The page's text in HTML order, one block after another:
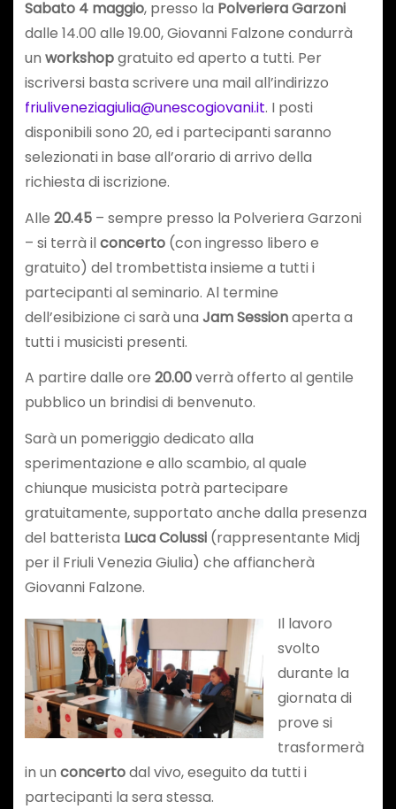
Sabato 4 maggio, presso la Polveriera Garzoni
dalle 14.00 alle 19.00, Giovanni Falzone condurrà
un workshopgratuito ed aperto a tutti. Per
iscriversi basta scrivere una mail all’indirizzo
friuliveneziagiulia@unescogiovani.it. I posti
disponibili sono 20, ed i partecipanti saranno
selezionati in base all’orario di arrivo della
richiesta di iscrizione.
Alle 20.45– sempre presso la Polveriera Garzoni
– si terrà ilconcerto(con ingresso libero e
gratuito) del trombettista insieme a tutti i
partecipanti al seminario. Al termine
dell’esibizione ci sarà una Jam Sessionaperta a
tutti i musicisti presenti.
A partire dalle ore 20.00verrà offerto al gentile
pubblico un brindisi di benvenuto.
Sarà un pomeriggio dedicato alla
sperimentazione e allo scambio, al quale
chiunque musicista potrà partecipare
gratuitamente, supportato anche dalla presenza
del batterista Luca Colussi(rappresentante Midj
per il Friuli Venezia Giulia) che affiancherà
Giovanni Falzone.
Il lavoro
svolto
durante la
giornata di
prove si
trasformerà
in un concertodal vivo, eseguito da tutti i
partecipanti la sera stessa.